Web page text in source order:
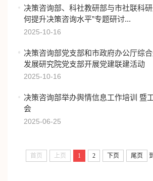
决策咨询部、科社教研部与市社联科
何提升决策咨询水平”专题研讨...
2025-10-16
决策咨询部党支部和市政府办公厅综
发展研究院党支部开展党建联建活动
2025-10-16
决策咨询部举办舆情信息工作培训 暨
会
2025-06-25
首页 上页 1 2 下页 尾页